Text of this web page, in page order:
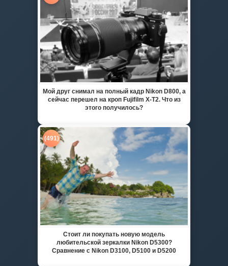
Мой друг снимал на полный кадр Nikon D800, а
сейчас перешел на кроп Fujifilm X-T2. Что из
этого получилось?
(491)
Стоит ли покупать новую модель
любительской зеркалки Nikon D5300?
Сравнение с Nikon D3100, D5100 и D5200